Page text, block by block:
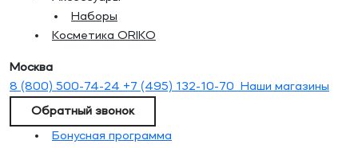
Наборы
Косметика ORIKO
Москва
8 (800) 500-74-24 +7 (495) 132-10-70 Наши магазины
Обратный звонок
Бонусная программа